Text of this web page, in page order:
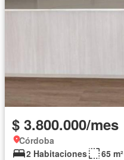
$ 3.800.000/mes
Córdoba
2 Habitaciones
65 m²